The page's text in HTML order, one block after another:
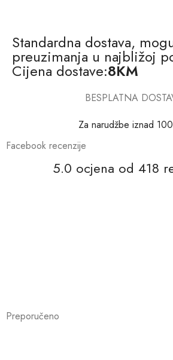
Standardna dostava,
preuzimanja u najbližoj
Cijena dostave:8KM
BESPLATNA
Za narudžbe iznad
Facebook recenzije
5.0 ocjena od 418
Preporučeno